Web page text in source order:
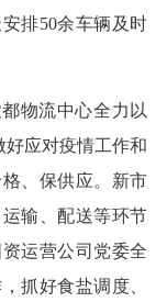
排50余车辆及时
物流中心全力以
好应对疫情工作和
、保供应。新市
输、配送等环节
运营公司党委全
抓好食盐调度、